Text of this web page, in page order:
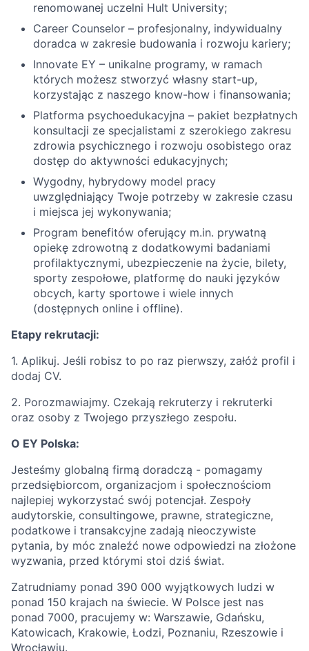
renomowanej uczelni Hult University;
Career Counselor – profesjonalny, indywidualny
doradca w zakresie budowania i rozwoju kariery;
Innovate EY – unikalne programy, w ramach
których możesz stworzyć własny start-up,
korzystając z naszego know-how i finansowania;
Platforma psychoedukacyjna – pakiet bezpłatnych
konsultacji ze specjalistami z szerokiego zakresu
zdrowia psychicznego i rozwoju osobistego oraz
dostęp do aktywności edukacyjnych;
Wygodny, hybrydowy model pracy
uwzględniający Twoje potrzeby w zakresie czasu
i miejsca jej wykonywania;
Program benefitów oferujący m.in. prywatną
opiekę zdrowotną z dodatkowymi badaniami
profilaktycznymi, ubezpieczenie na życie, bilety,
sporty zespołowe, platformę do nauki języków
obcych, karty sportowe i wiele innych
(dostępnych online i offline).
Etapy rekrutacji:
1. Aplikuj. Jeśli robisz to po raz pierwszy, załóż profil i
dodaj CV.
2. Porozmawiajmy. Czekają rekruterzy i rekruterki
oraz osoby z Twojego przyszłego zespołu.
O EY Polska:
Jesteśmy globalną firmą doradczą - pomagamy
przedsiębiorcom, organizacjom i społecznościom
najlepiej wykorzystać swój potencjał. Zespoły
audytorskie, consultingowe, prawne, strategiczne,
podatkowe i transakcyjne zadają nieoczywiste
pytania, by móc znaleźć nowe odpowiedzi na złożone
wyzwania, przed którymi stoi dziś świat.
Zatrudniamy ponad 390 000 wyjątkowych ludzi w
ponad 150 krajach na świecie. W Polsce jest nas
ponad 7000, pracujemy w: Warszawie, Gdańsku,
Katowicach, Krakowie, Łodzi, Poznaniu, Rzeszowie i
Wrocławiu.